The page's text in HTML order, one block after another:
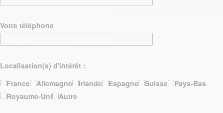
Votre téléphone
Localisation(s) d'intérêt :
France
Allemagne Irlande Espagne Suisse
Pays-Bas
Royaume-Uni
Autre